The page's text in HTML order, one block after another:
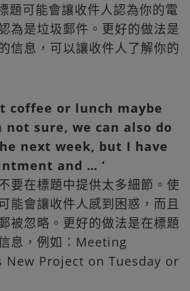
題可能會讓收件人認為你的電
為是垃圾郵件。更好的做法是
信息，可以讓收件人了解你的
coffee or lunch maybe
not sure, we can also do
next week, but I have
and … ‘
要在標題中提供太多細節。使
能會讓收件人感到困惑，而且
被忽略。更好的做法是在標題
息，例如：Meeting
New Project on Tuesday or